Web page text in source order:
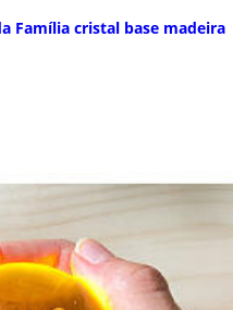
Família cristal base madeira